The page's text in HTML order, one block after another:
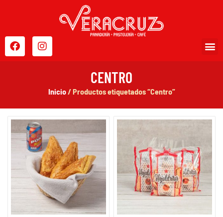
CENTRO
Inicio/ Productos etiquetados “Centro”